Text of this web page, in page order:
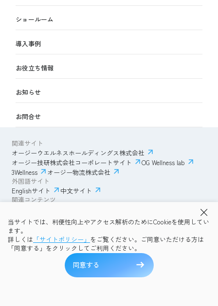
当サイトでは、利便性向上やアクセス解析のためにCookieを使用してい
ます。
詳しくは 「サイトポリシー」 をご覧ください。ご同意いただける方は
「同意する」をクリックしてご利用ください。
同意する
ショールーム
導入事例
お役立ち情報
お知らせ
お問合せ
関連サイト
オージーウエルネスホールディングス株式会社
オージー技研株式会社コーポレートサイト
OG Wellness lab
3Wellness
オージー物流株式会社
外国語サイト
Englishサイト
中文サイト
関連コンテンツ
透明性ガイドライン
プライバシーポリシー
OG Wellness会員規約
コミュニティガイドライン
サイトマップ
Copyright © 2026 OG Wellness Co., Ltd. All rights reserved.